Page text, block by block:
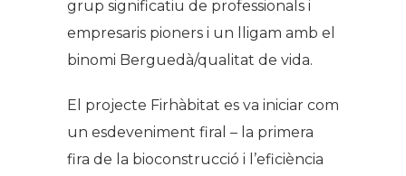
grup significatiu de professionals i
empresaris pioners i un lligam amb el
binomi Berguedà/qualitat de vida.
El projecte Firhàbitat es va iniciar com
un esdeveniment firal – la primera
fira de la bioconstrucció i l’eficiència